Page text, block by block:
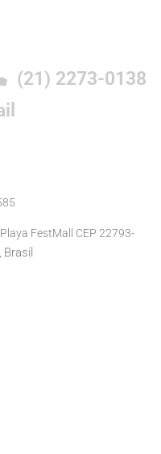
(21) 2273-0138
FestMall CEP 22793-
Brasil